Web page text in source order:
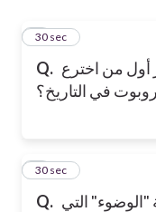
Q. أول من اخترع
في التاريخ؟
1
30 sec
Q. "الوضوء" التي
2
30 sec